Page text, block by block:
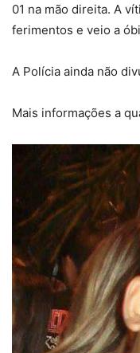
01 na mão direita. A
ferimentos e veio a
A Polícia ainda não
Mais informações a